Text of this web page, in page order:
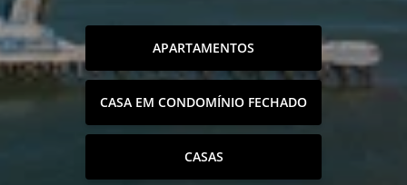
APARTAMENTOS
CASA EM CONDOMÍNIO FECHADO
CASAS